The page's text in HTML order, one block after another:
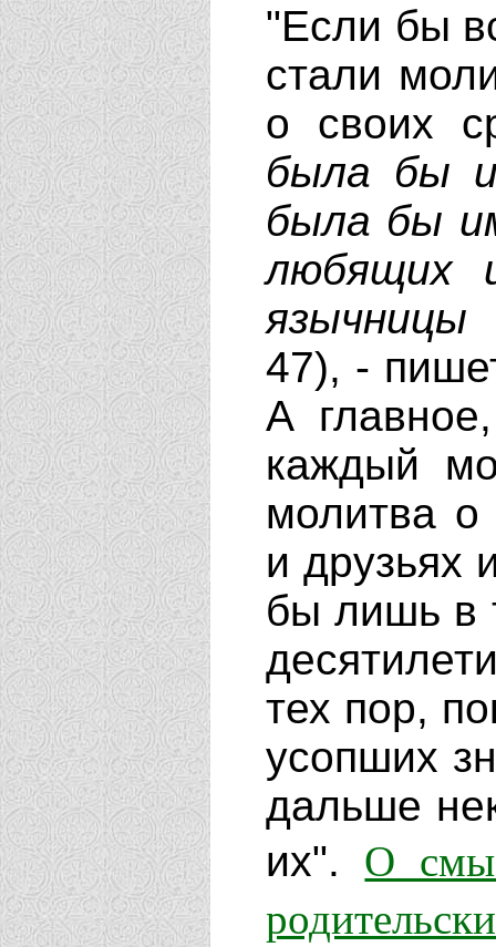
"Если бы
стали
о своих
была бы
была бы
любящих
47), -
А
каждый
молитва
и друзьях
бы лишь в
тех пор,
усопших
дальше
их". О